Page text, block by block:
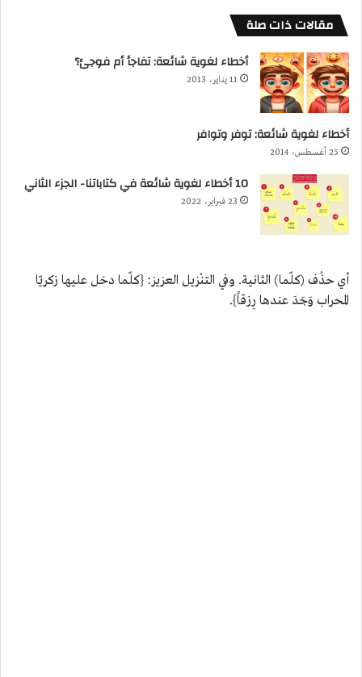
مقالات ذات صلة
أخطاء لغوية شائعة: تفاجأ أم فوجئ؟
11 يناير، 2013
أخطاء لغوية شائعة: توفر وتوافر
25 أغسطس، 2014
10 أخطاء لغوية شائعة في كتاباتنا- الجزء الثاني
23 فبراير، 2022
أي حذْف (كلّما) الثانية. وفي التنْزيل العزيز: {كلّما دخل عليها زكريّا
المحراب وَجَدَ عندها رِزقاً}.